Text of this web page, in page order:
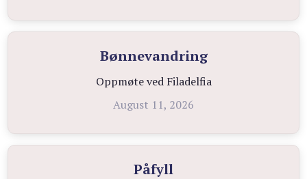
Bønnevandring
Oppmøte ved Filadelfia
August 11, 2026
Påfyll